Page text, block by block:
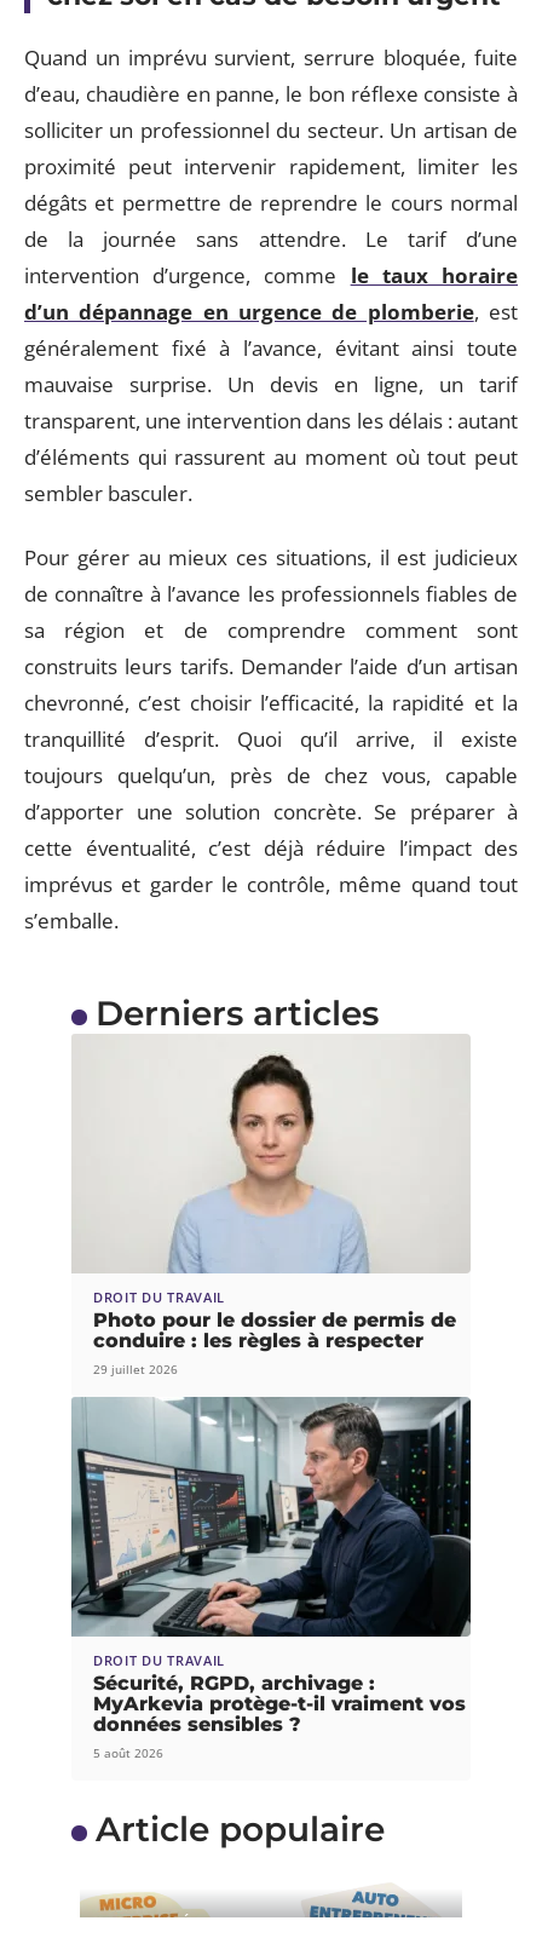
Quand un imprévu survient, serrure bloquée, fuite
d’eau, chaudière en panne, le bon réflexe consiste à
solliciter un professionnel du secteur. Un artisan de
proximité peut intervenir rapidement, limiter les
dégâts et permettre de reprendre le cours normal
de la journée sans attendre. Le tarif d’une
intervention d’urgence, comme le taux horaire
d’un dépannage en urgence de plomberie, est
généralement fixé à l’avance, évitant ainsi toute
mauvaise surprise. Un devis en ligne, un tarif
transparent, une intervention dans les délais : autant
d’éléments qui rassurent au moment où tout peut
sembler basculer.
Pour gérer au mieux ces situations, il est judicieux
de connaître à l’avance les professionnels fiables de
sa région et de comprendre comment sont
construits leurs tarifs. Demander l’aide d’un artisan
chevronné, c’est choisir l’efficacité, la rapidité et la
tranquillité d’esprit. Quoi qu’il arrive, il existe
toujours quelqu’un, près de chez vous, capable
d’apporter une solution concrète. Se préparer à
cette éventualité, c’est déjà réduire l’impact des
imprévus et garder le contrôle, même quand tout
s’emballe.
Derniers articles
DROIT DU TRAVAIL
Photo pour le dossier de permis de
conduire : les règles à respecter
29 juillet 2026
DROIT DU TRAVAIL
Sécurité, RGPD, archivage :
MyArkevia protège-t-il vraiment vos
données sensibles ?
5 août 2026
Article populaire
ACTUALITÉS